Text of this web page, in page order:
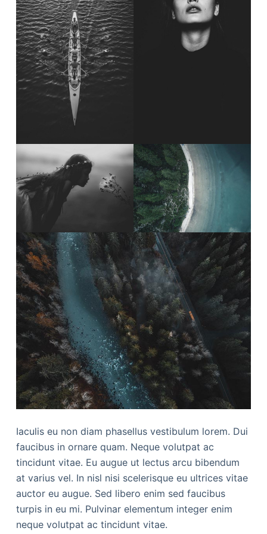
Iaculis eu non diam phasellus vestibulum lorem. Dui
faucibus in ornare quam. Neque volutpat ac
tincidunt vitae. Eu augue ut lectus arcu bibendum
at varius vel. In nisl nisi scelerisque eu ultrices vitae
auctor eu augue. Sed libero enim sed faucibus
turpis in eu mi. Pulvinar elementum integer enim
neque volutpat ac tincidunt vitae.